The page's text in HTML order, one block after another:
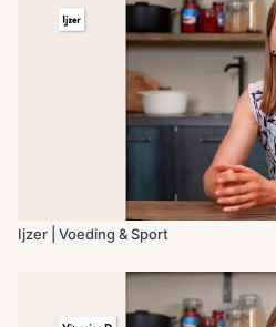
Ijzer | Voeding & Sport